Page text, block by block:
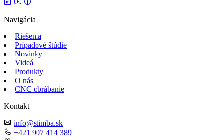
Navigácia
Riešenia
Prípadové štúdie
Novinky
Videá
Produkty
O nás
CNC obrábanie
Kontakt
info@stimba.sk
+421 907 414 389